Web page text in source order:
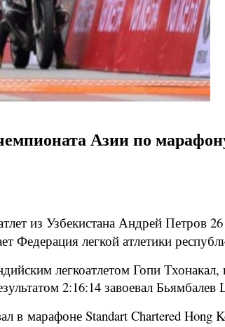
Азии по
из Узбекистана Андрей Петров
Федерация легкой атлетики
легкоатлетом Гопи
2:16:14 завоевал
в марафоне Standart Chartered Hong